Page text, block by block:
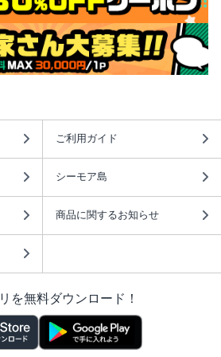
ご利用ガイド
シーモア島
商品に関するお知らせ
を無料ダウンロード！